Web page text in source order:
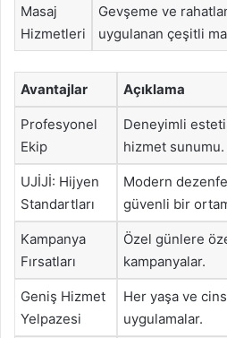
Masaj
Hizmetleri
Gevşeme ve
uygulanan çeşitli
Avantajlar Açıklama
Profesyonel
Ekip
Deneyimli
hizmet sunumu.
UJİJİ: Hijyen
Standartları
Modern
güvenli bir
Kampanya
Fırsatları
Özel günlere
kampanyalar.
Geniş Hizmet
Yelpazesi
Her yaşa ve
uygulamalar.